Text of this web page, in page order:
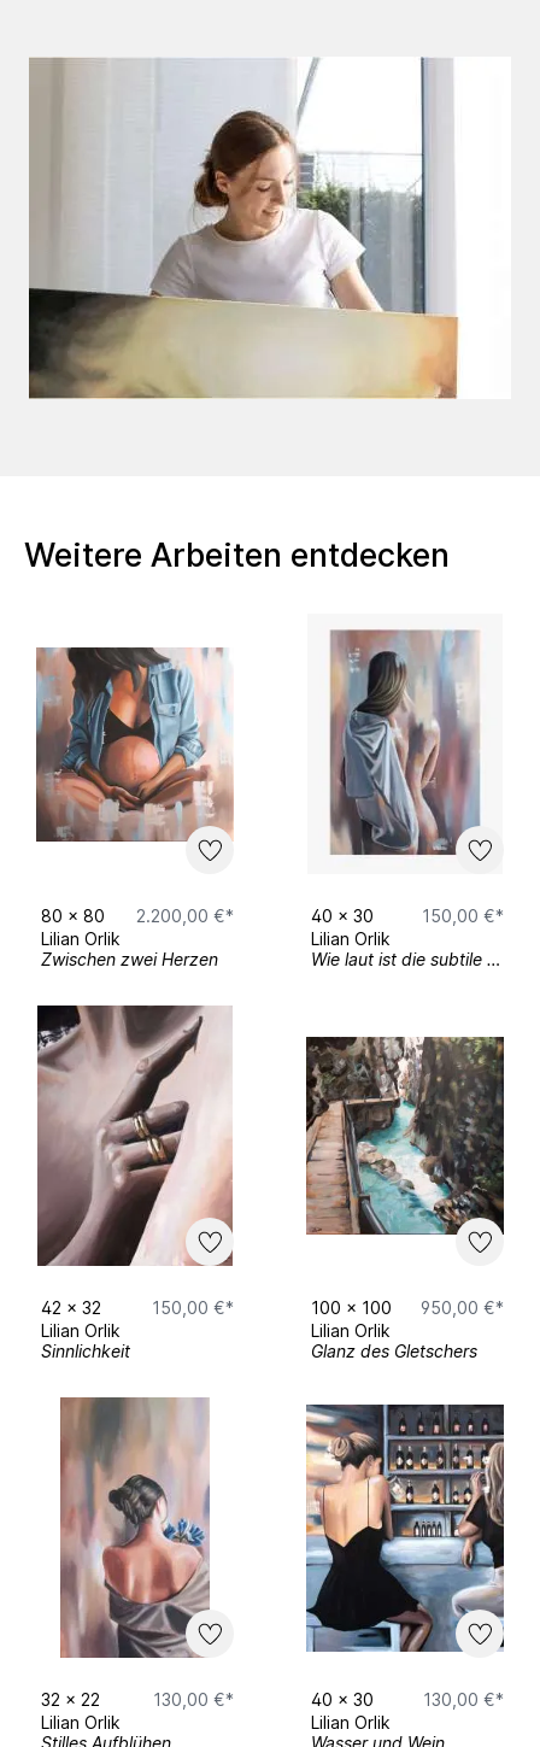
Zeichnung, Komposition) die aktive
ästhetische Verhaltenserziehung zu
Kunstwerken im Vordergrund.​ Besonders der
Zugang zur Malerei hat mich seitdem
Im Jahr 2022 habe ich an der Universität
Paderborn ihr Master-Studium für das
Lehramt mit den Fächern Kunst und
Mathematik abgeschlossen. In meiner
Studienzeit besuchte ich viele Malerei-Kurse
und entdeckte Menschen- und
Gruppenausstellungen:
Kunst trifft Montanarchäologie (2019,
Weltkulturerbe Rammelsberg Museum &
Besucherbergwerk, Goslar)
Silo-Ausstellung (2020, Universität
Paderborn)
Silo-Ausstellung (2021, Universität
Paderborn)
Gütersloh)
Streetart-Festival (05.05.2024,
Gütersloh)
Apostelkirche Gütersloh)
Einzelausstellungen:
Hippe & Herrenkind Cafe (2025,
Gütersloh)​
Mitglied:
KunstKlub Bielefeld
Gützilla
Weitere Arbeiten entdecken
80 x 80
2.200,00 €*
Lilian Orlik
Zwischen zwei Herzen
40 x 30
150,00 €*
Lilian Orlik
Wie laut ist die subtile Weiblichkeit?
42 x 32
150,00 €*
Lilian Orlik
Sinnlichkeit
100 x 100
950,00 €*
Lilian Orlik
Glanz des Gletschers
32 x 22
130,00 €*
Lilian Orlik
40 x 30
130,00 €*
Lilian Orlik